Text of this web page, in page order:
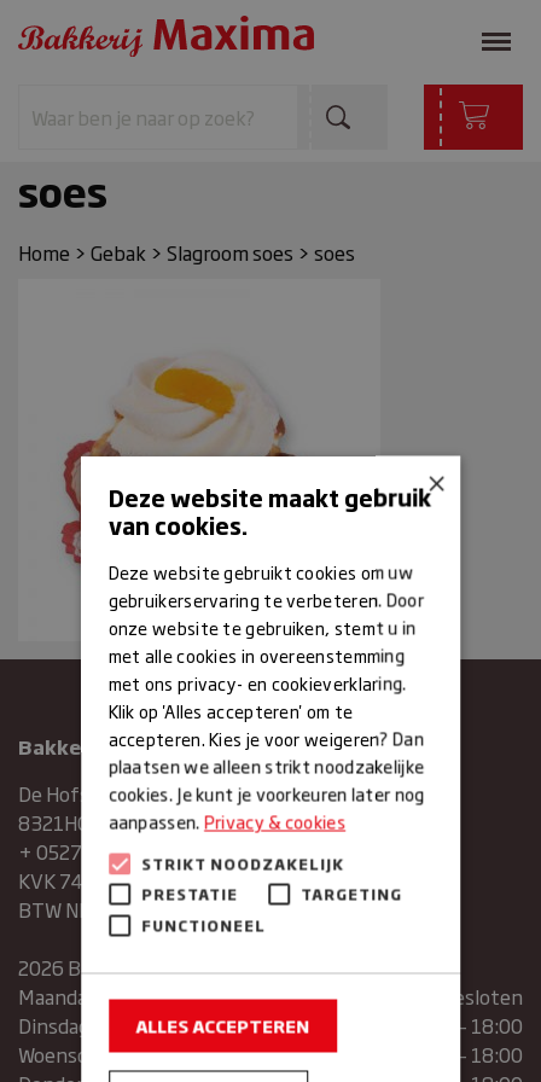
soes
Home > Gebak > Slagroom soes > soes
Bakkerij Maxima
De Hofstee 1
8321HG Urk
+ 0527683454
KVK 74286293
BTW NR. NL859839151B01
2026 Bakkerij Maxima
Maandag
gesloten
Dinsdag
07:30 – 13:00 | 14:00 – 18:00
Woensdag
07:30 – 13:00 | 14:00 – 18:00
×
Deze website maakt gebruik
van cookies.
Deze website gebruikt cookies om uw
gebruikerservaring te verbeteren. Door
onze website te gebruiken, stemt u in
met alle cookies in overeenstemming
met ons privacy- en cookieverklaring.
Klik op 'Alles accepteren' om te
accepteren. Kies je voor weigeren? Dan
plaatsen we alleen strikt noodzakelijke
cookies. Je kunt je voorkeuren later nog
aanpassen.Privacy & cookies
STRIKT NOODZAKELIJK
PRESTATIE
TARGETING
FUNCTIONEEL
ALLES ACCEPTEREN